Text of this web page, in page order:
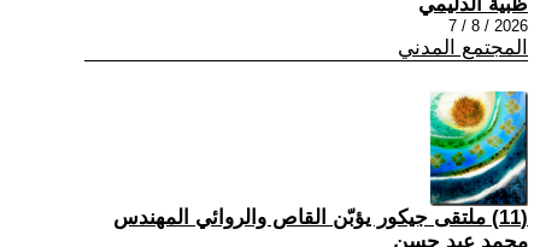
2026 / 8 / 7
المجتمع المدني
(11) ملتقى جيكور يؤبّن القاص والروائي المهندس
محمد عبد حسن